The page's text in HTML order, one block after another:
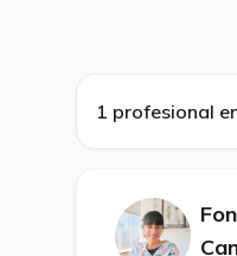
1 profesional